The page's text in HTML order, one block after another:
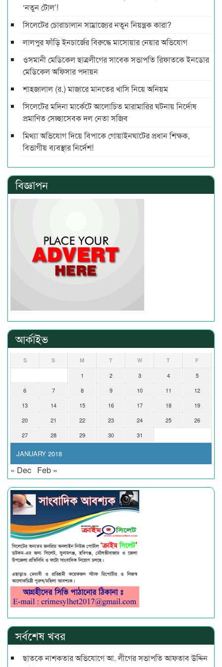
‘নতুন টোল’!
সিলেটের চোরাচালান সাম্রাজ্যের নতুন নিয়ন্ত্রক কারা?
লালপুর ফাঁড়ি ইনচার্জের বিরুদ্ধে মাসোয়ার নেয়ার অভিযোগ
ওসমানী মেডিকেল ছাত্রলীগের সাবেক সভাপতি রিফাতকে ইনডোর
মেডিকেল অফিসার পদায়ন
শাহজালাল (র.) মাজারে মানতের খাসি নিয়ে অনিয়ম
সিলেটের মদিনা মার্কেটে আলোচিত মারামারির ঘটনায় নির্দোষ
প্রমাণিত সেচ্ছাসেবক দল নেতা সজিব
মিথ্যা অভিযোগ দিয়ে বিপাকে গোয়াইনঘাটের প্রধান শিক্ষক,
বিভাগীয় ব্যবস্থার নির্দেশ!
বিজ্ঞাপন
আর্কাইভ
JANUARY 2018
S S M T W T F
1 2 3 4
5
6
7 8 9 10 11
12
13
14 15 16 17 18
19
20
21 22 23 24 25
26
27
28 29 30 31
« Dec Feb »
সর্বশেষ খবর
ছাতকে নাশকতার অভিযোগে আ. লীগের সভাপ‌তি আফতাব উদ্দিন